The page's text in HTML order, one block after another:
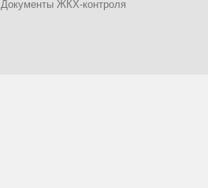
Документы ЖКХ-контроля